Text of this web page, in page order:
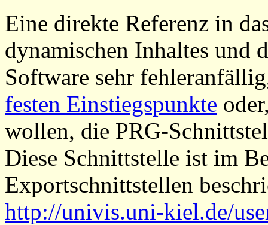
Eine direkte Referenz in
dynamischen Inhaltes und
Software sehr
festen Einstiegspunkte
wollen, die PRG-
Diese Schnittstelle ist im
Exportschnittstellen
http://univis.uni-kiel.de/